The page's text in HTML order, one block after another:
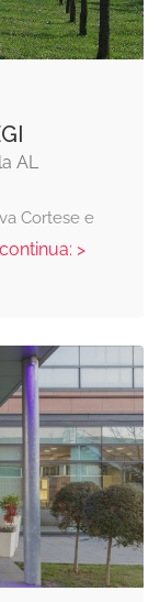
AL
Cortese e
continua: >